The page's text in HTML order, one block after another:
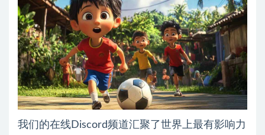
我们的在线Discord频道汇聚了世界上最有影响力